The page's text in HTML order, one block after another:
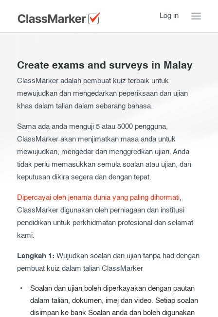
Log in
a Tour
How ClassMarker works
Try our demo Tests
Creating exams
Essentials
After the Test
Advanced settings
Taking exams
Exam results
Certificates
ClassMarker Monitor
ClassMarker API
Register now
Create exams and surveys in Malay
ClassMarker adalah pembuat kuiz terbaik untuk
mewujudkan dan mengedarkan peperiksaan dan ujian
khas dalam talian dalam sebarang bahasa.
Sama ada anda menguji 5 atau 5000 pengguna,
ClassMarker akan menjimatkan masa anda untuk
mewujudkan, mengedar dan menggredkan ujian. Anda
tidak perlu memasukkan semula soalan atau ujian, dan
keputusan dikira segera dan dengan tepat.
Dipercayai oleh jenama dunia yang paling dihormati,
ClassMarker digunakan oleh perniagaan dan institusi
pendidikan untuk perkhidmatan profesional dan selamat
kami.
Langkah 1: Wujudkan soalan dan ujian tanpa had dengan
pembuat kuiz dalam talian ClassMarker
Soalan dan ujian boleh diperkayakan dengan pautan
dalam talian, dokumen, imej dan video. Setiap soalan
disimpan ke bank Soalan anda dan boleh digunakan